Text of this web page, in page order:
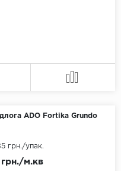
ADO Fortika Grundo
грн./м.кв
грн./упак.